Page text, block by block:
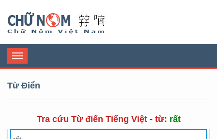
Toggle
navigation
Từ Điển
Tra cứu Từ điển Tiếng Việt - từ: rất